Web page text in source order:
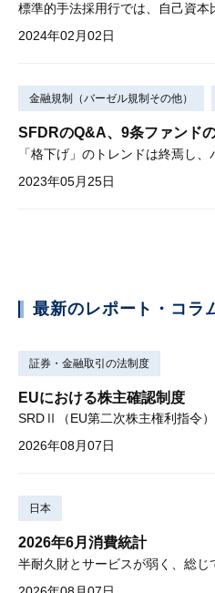
2024年02月02日
金融規制（バーゼル規制その他）
SFDRのQ&A、9条ファンド
2023年05月25日
最新のレポート・コラ
証券・金融取引の法制度
EUにおける株主確認制度
2026年08月07日
日本
2026年6月消費統計